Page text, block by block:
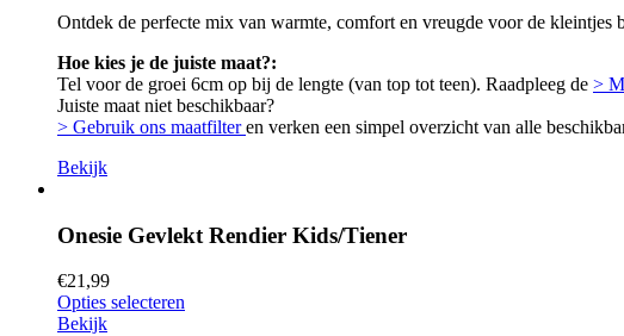
Ontdek de perfecte mix van warmte, comfort en vreugde voor de
Hoe kies je de juiste maat?:
Tel voor de groei 6cm op bij de lengte (van top tot teen). Raadpleeg de >
Juiste maat niet beschikbaar?
> Gebruik ons maatfilteren verken een simpel overzicht van alle
Bekijk
Onesie Gevlekt Rendier Kids/Tiener
€21,99
Opties selecteren
Bekijk